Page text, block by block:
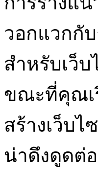
วอกแวกกั
สำหรับเว็
ขณะที่คุณเ
สร้างเว็บ
น่าดึงดูดต่